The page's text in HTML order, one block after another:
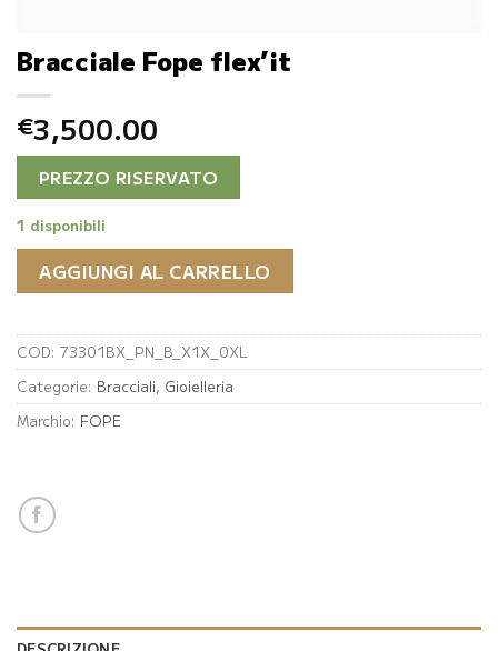
Bracciale Fope flex’it
€3,500.00
PREZZO RISERVATO
1 disponibili
AGGIUNGI AL CARRELLO
COD: 73301BX_PN_B_X1X_0XL
Categorie: Bracciali, Gioielleria
Marchio: FOPE